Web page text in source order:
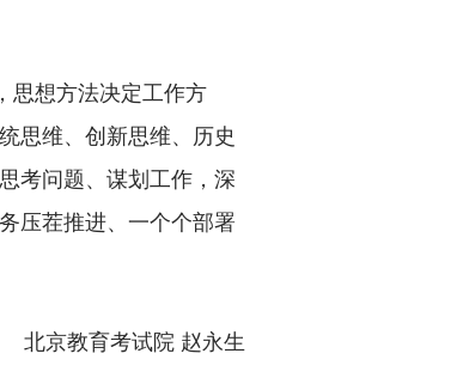
思想方法决定工作方
思维、创新思维、历史
考问题、谋划工作，深
压茬推进、一个个部署
京教育考试院 赵永生